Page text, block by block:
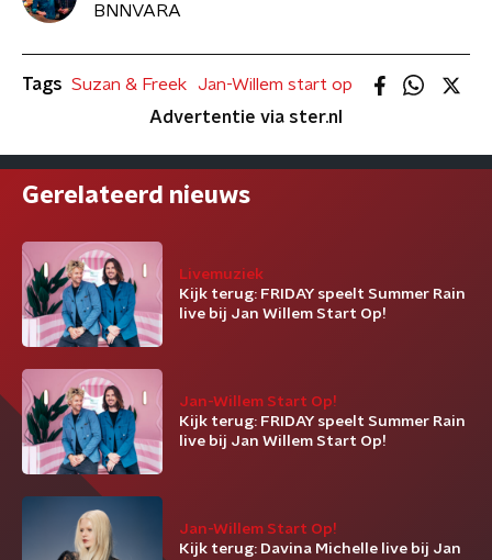
BNNVARA
Tags Suzan & Freek
Jan-Willem start op
Advertentie via ster.nl
Gerelateerd nieuws
Livemuziek
Kijk terug: FRIDAY speelt Summer Rain
live bij Jan Willem Start Op!
Jan-Willem Start Op!
Kijk terug: FRIDAY speelt Summer Rain
live bij Jan Willem Start Op!
Jan-Willem Start Op!
Kijk terug: Davina Michelle live bij Jan